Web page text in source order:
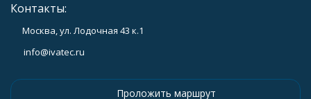
Контакты:
Москва, ул. Лодочная 43 к.1
info@ivatec.ru
Проложить маршрут